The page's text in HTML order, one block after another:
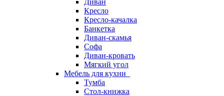
Диван
Кресло
Кресло-качалка
Банкетка
Диван-скамья
Софа
Диван-кровать
Мягкий угол
Мебель для кухни
Тумба
Стол-книжка